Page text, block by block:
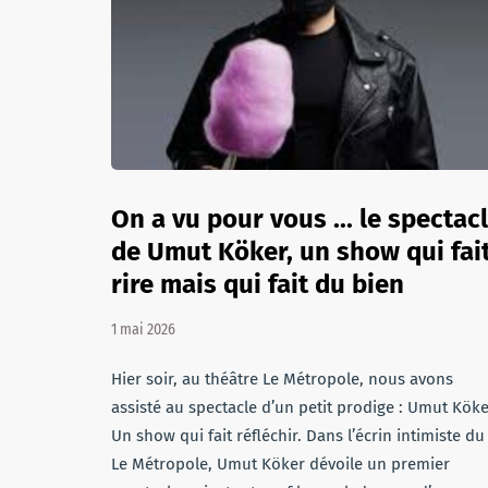
On a vu pour vous ... le
de Umut Köker, un show qui
rire mais qui fait du bien
1 mai 2026
Hier soir, au théâtre Le Métropole, nous avons
assisté au spectacle d’un petit prodige : Umut
Un show qui fait réfléchir. Dans l’écrin intimiste du
Le Métropole, Umut Köker dévoile un premier